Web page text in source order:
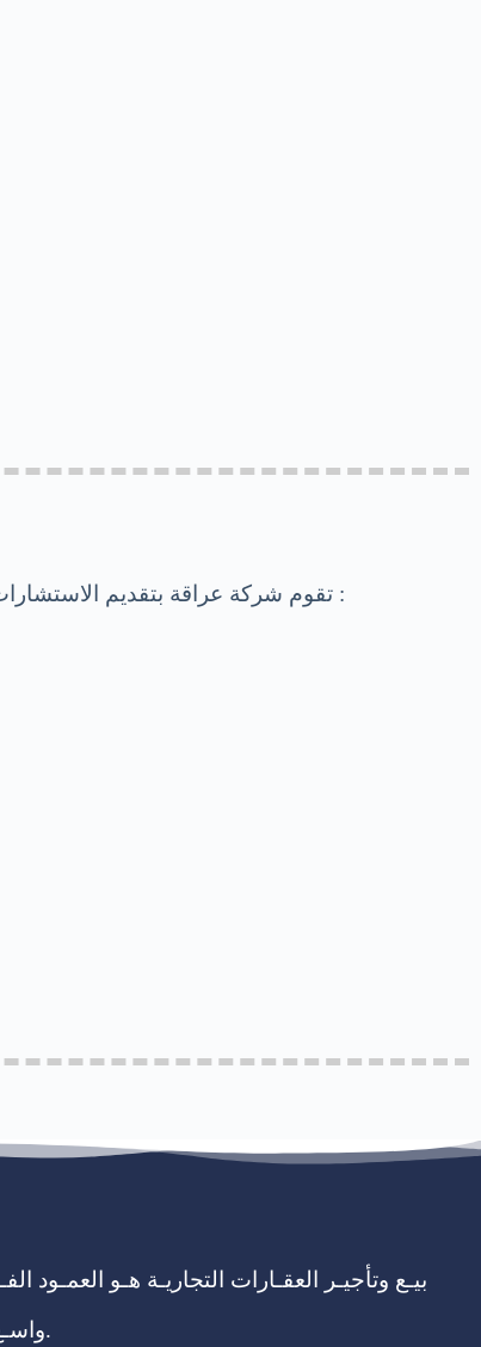
تقوم شركة عراقة بتقديم الاستشارات العقارية والتقييم لعملائها وذلك بتوفير المعلومات اللازمة والمطلوبة لقيمة العقار بناء على الغرض من التقييم وهي كالآتي :
بيـع وتأجيـر العقـارات التجاريـة هـو
واسـع مـن المسـاحات، تتضمن البيـع والتأجيـر بالتجزئـة أو بالكامـل، مـن مباني ومكاتـب بالإضافة إلـى صـالات عـرض لإسـتثمار.